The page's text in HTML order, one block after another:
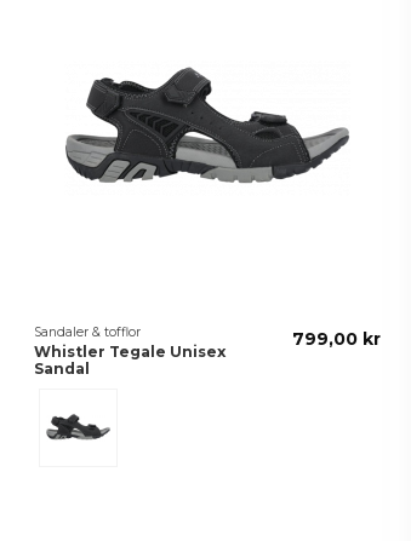
Sandaler & tofflor
Whistler Tegale Unisex
Sandal
799,00 kr